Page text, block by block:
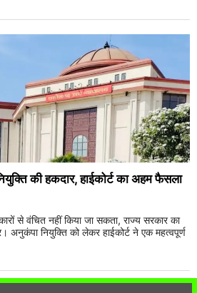
की हकदार, हाईकोर्ट का अहम फैसला
से वंचित नहीं किया जा सकता, राज्य सरकार का
नियुक्ति को लेकर हाईकोर्ट ने एक महत्वपूर्ण